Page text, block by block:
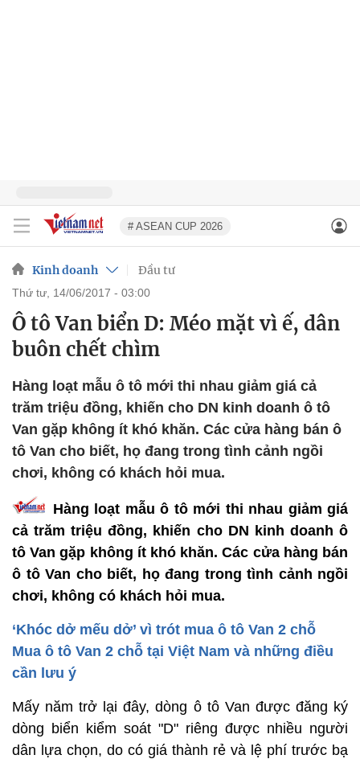
# ASEAN CUP 2026
Kinh doanh Đầu tư
thứ tư, 14/06/2017 - 03:00
Ô tô Van biển D: Méo mặt vì ế, dân
buôn chết chìm
Hàng loạt mẫu ô tô mới thi nhau giảm giá cả
trăm triệu đồng, khiến cho DN kinh doanh ô tô
Van gặp không ít khó khăn. Các cửa hàng bán ô
tô Van cho biết, họ đang trong tình cảnh ngồi
chơi, không có khách hỏi mua.
Hàng loạt mẫu ô tô mới thi nhau giảm giá
cả trăm triệu đồng, khiến cho DN kinh doanh ô
tô Van gặp không ít khó khăn. Các cửa hàng bán
ô tô Van cho biết, họ đang trong tình cảnh ngồi
chơi, không có khách hỏi mua.
‘Khóc dở mếu dở’ vì trót mua ô tô Van 2 chỗ
Mua ô tô Van 2 chỗ tại Việt Nam và những điều
cần lưu ý
Mấy năm trở lại đây, dòng ô tô Van được đăng ký
dòng biển kiểm soát "D" riêng được nhiều người
dân lựa chọn, do có giá thành rẻ và lệ phí trước bạ